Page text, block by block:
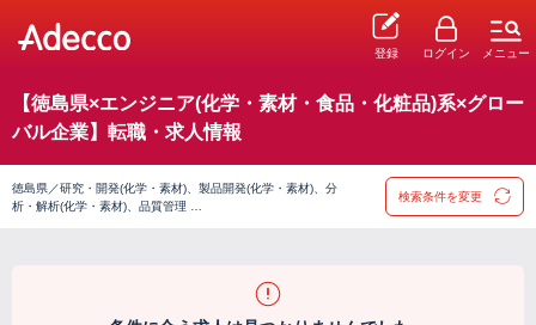
登録 ログイン メニュー
【徳島県×エンジニア(化学・素材・食品・化粧品)系×グロー
バル企業】転職・求人情報
徳島県／研究・開発(化学・素材)、製品開発(化学・素材)、分
析・解析(化学・素材)、品質管理 …
検索条件を変更